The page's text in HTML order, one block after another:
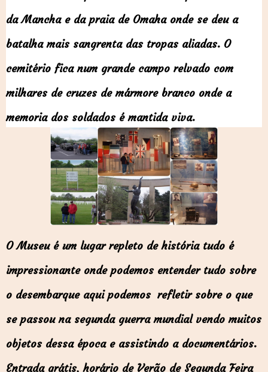
da Mancha e da praia de Omaha onde se deu a
batalha mais sangrenta das tropas aliadas. O
cemitério fica num grande campo relvado com
milhares de cruzes de mármore branco onde a
memoria dos soldados é mantida viva.
O Museu é um lugar repleto de história tudo é
impressionante onde podemos entender tudo sobre
o desembarque aqui podemos refletir sobre o que
se passou na segunda guerra mundial vendo muitos
objetos dessa época e assistindo a documentários.
Entrada grátis, horário de Verão de Segunda Feira